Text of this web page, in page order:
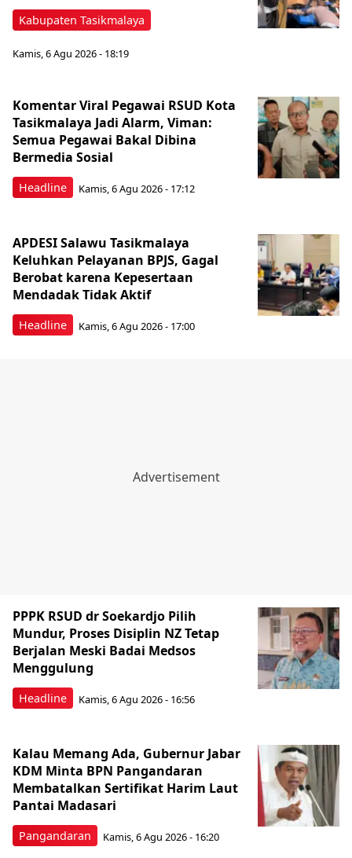
Kabupaten Tasikmalaya
Kamis, 6 Agu 2026 - 18:19
Headline
Komentar Viral Pegawai RSUD Kota
Tasikmalaya Jadi Alarm, Viman:
Semua Pegawai Bakal Dibina
Bermedia Sosial
Kamis, 6 Agu 2026 - 17:12
Headline
APDESI Salawu Tasikmalaya
Keluhkan Pelayanan BPJS, Gagal
Berobat karena Kepesertaan
Mendadak Tidak Aktif
Kamis, 6 Agu 2026 - 17:00
Headline
PPPK RSUD dr Soekardjo Pilih
Mundur, Proses Disiplin NZ Tetap
Berjalan Meski Badai Medsos
Menggulung
Kamis, 6 Agu 2026 - 16:56
Pangandaran
Kalau Memang Ada, Gubernur Jabar
KDM Minta BPN Pangandaran
Membatalkan Sertifikat Harim Laut
Pantai Madasari
Kamis, 6 Agu 2026 - 16:20